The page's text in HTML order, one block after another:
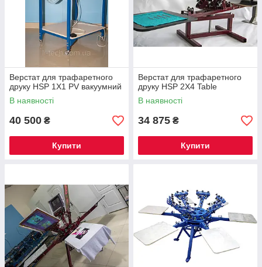
Верстат для трафаретного
друку HSP 1X1 PV вакуумний
В наявності
40 500 ₴
Купити
Верстат для трафаретного
друку HSP 2X4 Table
В наявності
34 875 ₴
Купити